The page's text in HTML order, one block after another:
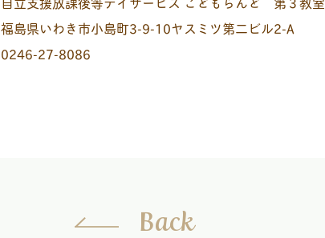
福島県いわき市小島町3-9-10ヤスミツ第二ビル2-A
0246-27-8086
Back